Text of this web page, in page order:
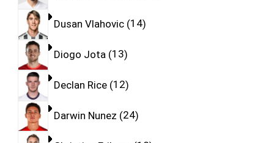
Dusan Vlahovic 14
Diogo Jota 13
Declan Rice 12
Darwin Nunez 24